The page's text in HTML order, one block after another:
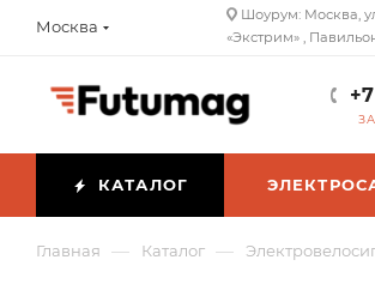
Москва
Шоурум: Москва,
«Экстрим» ,
КАТАЛОГ
Главная — Каталог —